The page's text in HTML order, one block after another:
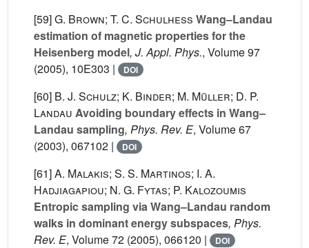
[59]G. Brown; T. C. Schulhess Wang–Landau
estimation of magnetic properties for the
Heisenberg model, J. Appl. Phys., Volume 97
(2005), 10E303 |
DOI
[60] B. J. Schulz; K. Binder; M. Müller; D. P.
Landau Avoiding boundary effects in Wang–
Landau sampling, Phys. Rev. E, Volume 67
(2003), 067102 |
DOI
[61]A. Malakis; S. S. Martinos; I. A.
Hadjiagapiou; N. G. Fytas; P. Kalozoumis
Entropic sampling via Wang–Landau random
walks in dominant energy subspaces, Phys.
Rev. E, Volume 72 (2005), 066120 | DOI